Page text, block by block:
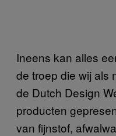
Ineens kan alles
de troep die wij als
de Dutch Design
producten
van fijnstof,